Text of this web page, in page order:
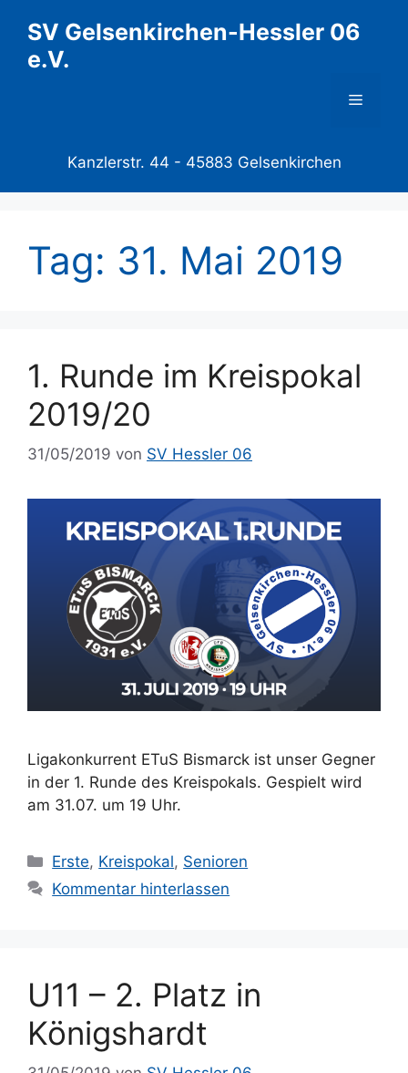
Inhalt
springen
SV Gelsenkirchen-Hessler 06
e.V.
Menü
Kanzlerstr. 44 - 45883 Gelsenkirchen
Tag: 31. Mai 2019
1. Runde im Kreispokal
2019/20
31/05/2019 von SV Hessler 06
Ligakonkurrent ETuS Bismarck ist unser Gegner
in der 1. Runde des Kreispokals. Gespielt wird
am 31.07. um 19 Uhr.
Kategorien
Erste, Kreispokal, Senioren
Kommentar hinterlassen
U11 – 2. Platz in
Königshardt